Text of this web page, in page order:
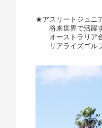
★アスリートジュニ
将来世界で活躍す
オーストラリア合
リアライズゴルフ